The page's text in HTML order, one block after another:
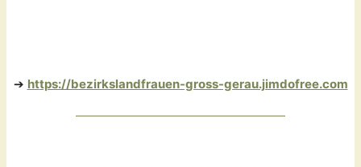
➔ https://bezirkslandfrauen-gross-gerau.jimdofree.com